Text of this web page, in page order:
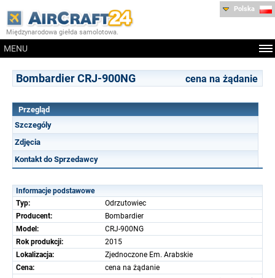
Międzynarodowa giełda samolotowa.
MENU
Polska
Bombardier CRJ-900NG cena na żądanie
Przegląd
Szczególy
Zdjęcia
Kontakt do Sprzedawcy
Informacje podstawowe
Typ:
Odrzutowiec
Producent:
Bombardier
Model:
CRJ-900NG
Rok produkcji:
2015
Lokalizacja:
Zjednoczone Em. Arabskie
Cena:
cena na żądanie